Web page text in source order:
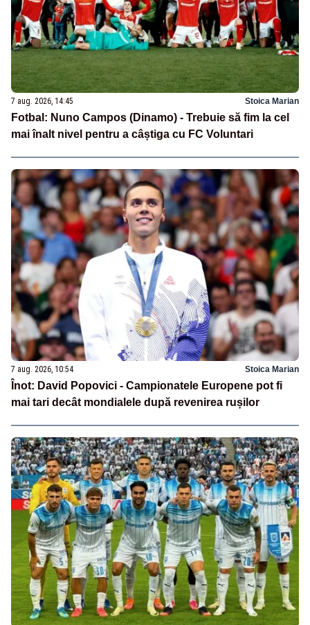
7 aug. 2026, 14:45 Stoica Marian
Fotbal: Nuno Campos (Dinamo) - Trebuie să fim la cel
mai înalt nivel pentru a câștiga cu FC Voluntari
7 aug. 2026, 10:54 Stoica Marian
Înot: David Popovici - Campionatele Europene pot fi
mai tari decât mondialele după revenirea rușilor